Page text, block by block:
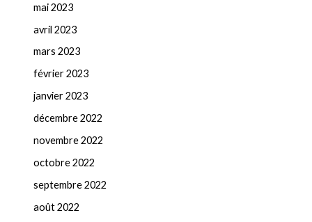
mai 2023
avril 2023
mars 2023
février 2023
janvier 2023
décembre 2022
novembre 2022
octobre 2022
septembre 2022
août 2022